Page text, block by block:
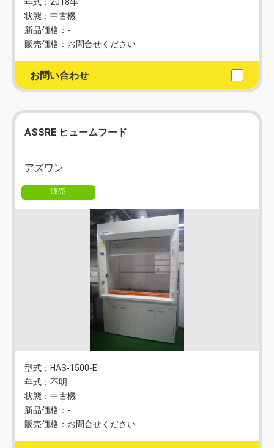
年式：2018年
状態：中古機
新品価格：-
販売価格：お問合せください
お問い合わせ
ASSRE ヒュームフード
アズワン
販売
型式：HAS-1500-E
年式：不明
状態：中古機
新品価格：-
販売価格：お問合せください